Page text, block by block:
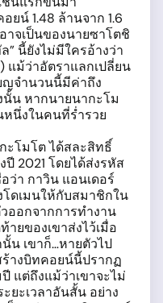
น์ 1.48 ล้านจาก 1.6
จเป็นของนายซาโตชิ
นี้ยังไม่มีใครอ้างว่า
แม้ว่าอัตราแลกเปลี่ยน
ญจำนวนนี้มีค่าถึง
น หากนายนากะโม
หนึ่งในคนที่ร่ำรวย
ะโมโต ได้สละสิทธิ์
2021 โดยได้ส่งรหัส
ว่า กาวิน แอนเดอร์
โดเมนให้กับสมาชิกใน
อกจากการทำงาน
ยของเขาส่งไว้เมื่อ
น เขาก็…หายตัวไป
างบิทคอยน์นี้ปรากฏ
แต่ถึงแม้ว่าเขาจะไม่
ยะเวลาอันสั้น อย่าง